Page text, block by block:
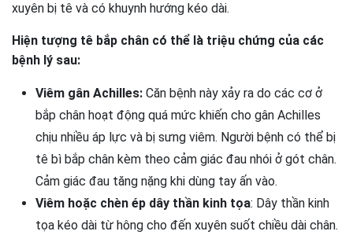
xuyên bị tê và có khuynh hướng kéo dài.
Hiện tượng tê bắp chân có thể là triệu chứng của các
bệnh lý sau:
Viêm gân Achilles: Căn bệnh này xảy ra do các cơ ở
bắp chân hoạt động quá mức khiến cho gân Achilles
chịu nhiều áp lực và bị sưng viêm. Người bệnh có thể bị
tê bì bắp chân kèm theo cảm giác đau nhói ở gót chân.
Cảm giác đau tăng nặng khi dùng tay ấn vào.
Viêm hoặc chèn ép dây thần kinh tọa: Dây thần kinh
tọa kéo dài từ hông cho đến xuyên suốt chiều dài chân.